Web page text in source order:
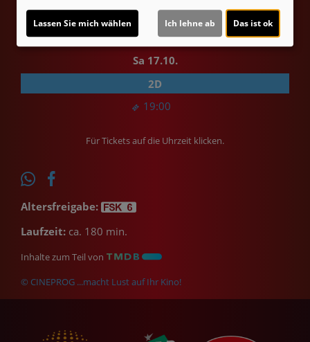
MET-Live
Sa 17.10.
19:00
2D
Für Tickets auf die Uhrzeit klicken.
Altersfreigabe:
Laufzeit: ca. 180 min.
Inhalte zum Teil von
© CINEPROG ...macht Lust auf Ihr Kino!
Lassen Sie mich wählen Ich lehne ab Das ist ok